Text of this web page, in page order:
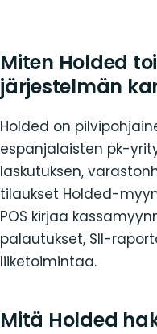
Miten Holded
järjestelmän
Holded on
espanjalaisten pk-
laskutuksen,
tilaukset Holded-
POS kirjaa
palautukset, SII-
liiketoimintaa.
Mitä Holded